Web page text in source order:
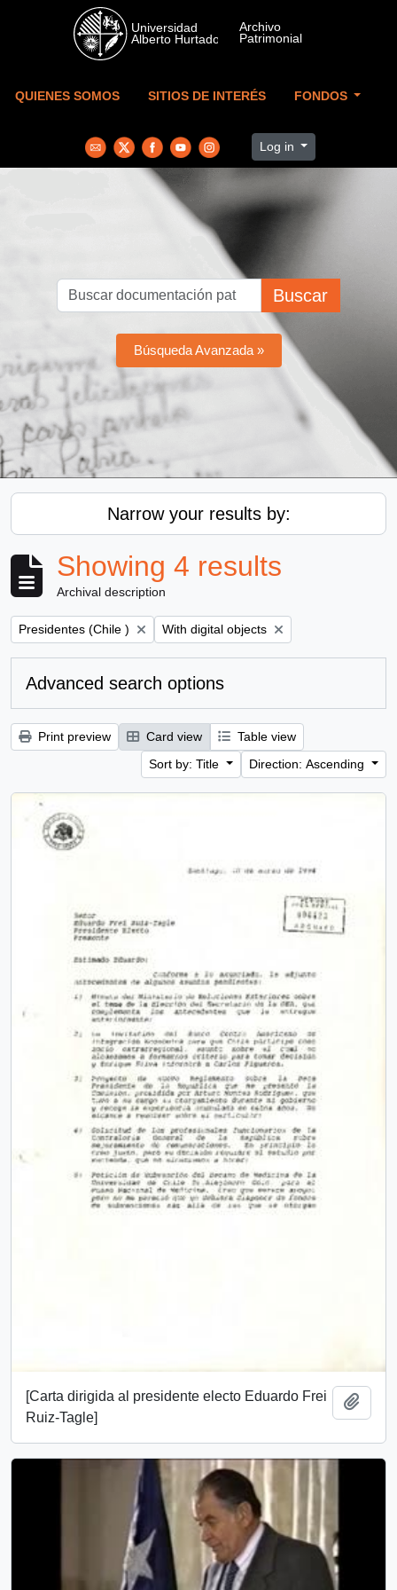
Skip to main content
QUIENES SOMOS SITIOS DE INTERÉS FONDOS
Log in
Buscar
Búsqueda Avanzada »
Narrow your results by:
Showing 4 results
Archival description
Remove filter:
Presidentes (Chile ) Remove filter:
With digital objects
Advanced search options
Print preview Card view
Table view
Sort by: Title
Direction: Ascending
[Carta dirigida al presidente electo Eduardo Frei
Ruiz-Tagle]